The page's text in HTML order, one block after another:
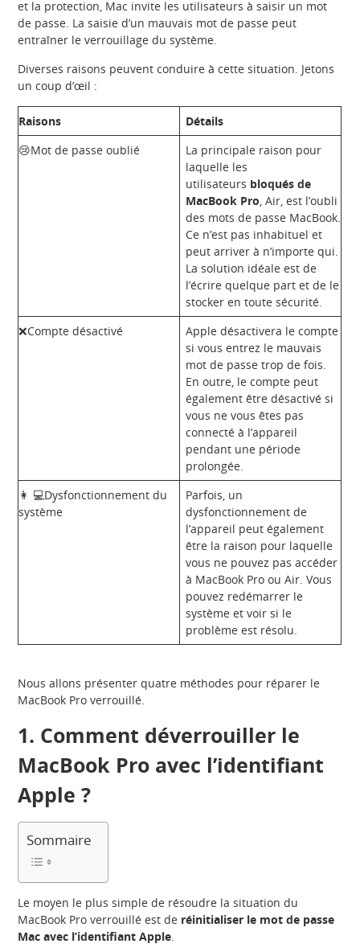
et la protection, Mac invite les utilisateurs à saisir un mot
de passe. La saisie d’un mauvais mot de passe peut
entraîner le verrouillage du système.
Diverses raisons peuvent conduire à cette situation. Jetons
un coup d’œil :
Raisons
Détails
😢Mot de passe oublié
La principale raison pour
laquelle les
utilisateurs bloqués de
MacBook Pro, Air, est l’oubli
des mots de passe MacBook.
Ce n’est pas inhabituel et
peut arriver à n’importe qui.
La solution idéale est de
l’écrire quelque part et de le
stocker en toute sécurité.
❌Compte désactivé
Apple désactivera le compte
si vous entrez le mauvais
mot de passe trop de fois.
En outre, le compte peut
également être désactivé si
vous ne vous êtes pas
connecté à l’appareil
pendant une période
prolongée.
👩 💻Dysfonctionnement du
système
Parfois, un
dysfonctionnement de
l’appareil peut également
être la raison pour laquelle
vous ne pouvez pas accéder
à MacBook Pro ou Air. Vous
pouvez redémarrer le
système et voir si le
problème est résolu.
Nous allons présenter quatre méthodes pour réparer le
MacBook Pro verrouillé.
1. Comment déverrouiller le
MacBook Pro avec l’identifiant
Apple ?
Sommaire
Le moyen le plus simple de résoudre la situation du
MacBook Pro verrouillé est de réinitialiser le mot de passe
Mac avec l’identifiant Apple